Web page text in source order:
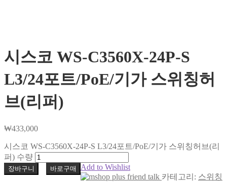
시스코 WS-C3560X-24P-S
L3/24포트/PoE/기가 스위칭허
브(리퍼)
₩433,000
시스코 WS-C3560X-24P-S L3/24포트/PoE/기가 스위칭허브(리
퍼) 수량
장바구니 바로구매
Add to Wishlist
카테고리: 스위칭